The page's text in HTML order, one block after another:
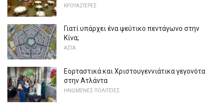
ΚΡΟΥΑΖΙΈΡΕΣ
Γιατί υπάρχει ένα ψεύτικο πεντάγωνο στην
Κίνα;
ΑΣΊΑ
Εορταστικά και Χριστουγεννιάτικα γεγονότα
στην Ατλάντα
ΗΝΩΜΈΝΕΣ ΠΟΛΙΤΕΊΕΣ